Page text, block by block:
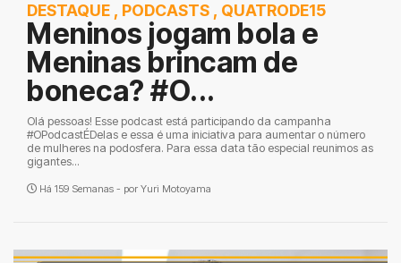
DESTAQUE , PODCASTS , QUATRODE15
Meninos jogam bola e
Meninas brincam de
boneca? #O...
Olá pessoas! Esse podcast está participando da campanha
#OPodcastÉDelas e essa é uma iniciativa para aumentar o número
de mulheres na podosfera. Para essa data tão especial reunimos as
gigantes...
Há 159 Semanas - por Yuri Motoyama